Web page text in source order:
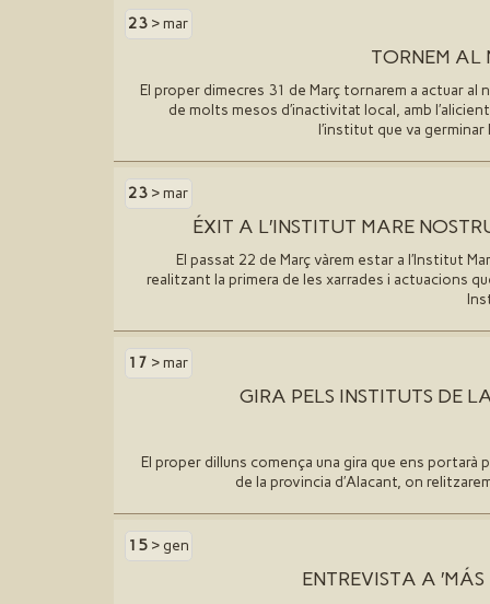
23 > mar
TORNEM AL
El proper dimecres 31 de Març tornarem a actuar al
de molts mesos d′inactivitat local, amb
l′institut que va germinar
23 > mar
ÉXIT A L′INSTITUT MARE
El passat 22 de Març vàrem estar a l′Institut
realitzant la primera de les xarrades i actuacions
17 > mar
GIRA PELS INSTITUTS DE
El proper dilluns comença una gira que ens
de la provincia d′Alacant, on
15 > gen
ENTREVISTA A ′MÁS